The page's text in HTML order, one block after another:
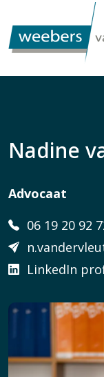
Nadine
Advocaat
06 19 20 92
LinkedIn